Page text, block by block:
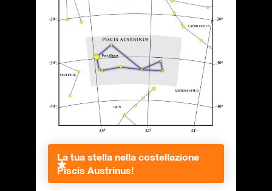
La tua stella nella costellazione
Piscis Austrinus!